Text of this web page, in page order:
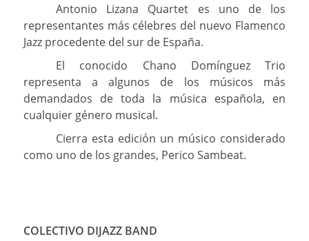
Antonio Lizana Quartet es uno de los
representantes más célebres del nuevo Flamenco
Jazz procedente del sur de España.
El conocido Chano Domínguez Trio
representa a algunos de los músicos más
demandados de toda la música española, en
cualquier género musical.
Cierra esta edición un músico considerado
como uno de los grandes, Perico Sambeat.
COLECTIVO DIJAZZ BAND